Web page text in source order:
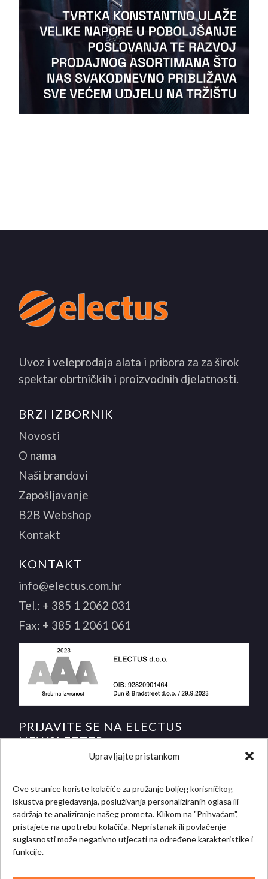
Upravljajte pristankom
Ove stranice koriste kolačiće za pružanje boljeg korisničkog
iskustva pregledavanja, posluživanja personaliziranih oglasa ili
sadržaja te analiziranje našeg prometa. Klikom na "Prihvaćam",
pristajete na upotrebu kolačića. Nepristanak ili povlačenje
suglasnosti može negativno utjecati na određene karakteristike i
funkcije.
Uvoz i veleprodaja alata i pribora za za širok
spektar obrtničkih i proizvodnih djelatnosti.
BRZI IZBORNIK
Novosti
O nama
Naši brandovi
Zapošljavanje
B2B Webshop
Kontakt
KONTAKT
info@electus.com.hr
Tel.: + 385 1 2062 031
Fax: + 385 1 2061 061
PRIJAVITE SE NA ELECTUS
NEWSLETTER
i saznajte novosti i posebne ponude prije svih!
*